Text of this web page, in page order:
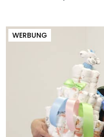
WERBUNG